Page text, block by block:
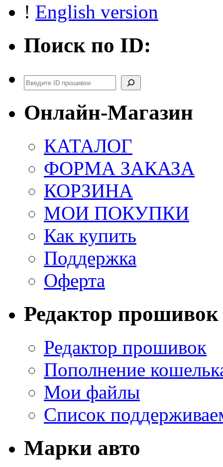
! English version
Поиск по ID:
Поиск
Онлайн-Магазин
КАТАЛОГ
ФОРМА ЗАКАЗА
КОРЗИНА
МОИ ПОКУПКИ
Как купить
Поддержка
Оферта
Редактор прошивок
Редактор прошивок
Пополнение
Мои файлы
Список
Марки авто